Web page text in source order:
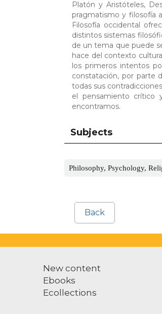
Platón y Aristóteles,
pragmatismo y filosofía
Filosofía occidental
distintos sistemas
de un tema que puede
hace del contexto
los primeros intentos
constatación, por parte
todas sus
el pensamiento crítico
encontramos.
Subjects
Philosophy, Psychology,
Back
New content
Ebooks
Ecollections